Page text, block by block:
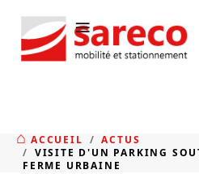
≡
ACCUEIL
ACTUS
VISITE D'UN PARKING
FERME URBAINE